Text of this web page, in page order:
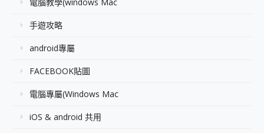
手遊攻略
android專屬
FACEBOOK貼圖
電腦專屬(Windows Mac
iOS & android 共用